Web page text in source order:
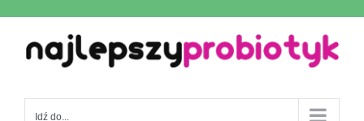
content
Idź do...